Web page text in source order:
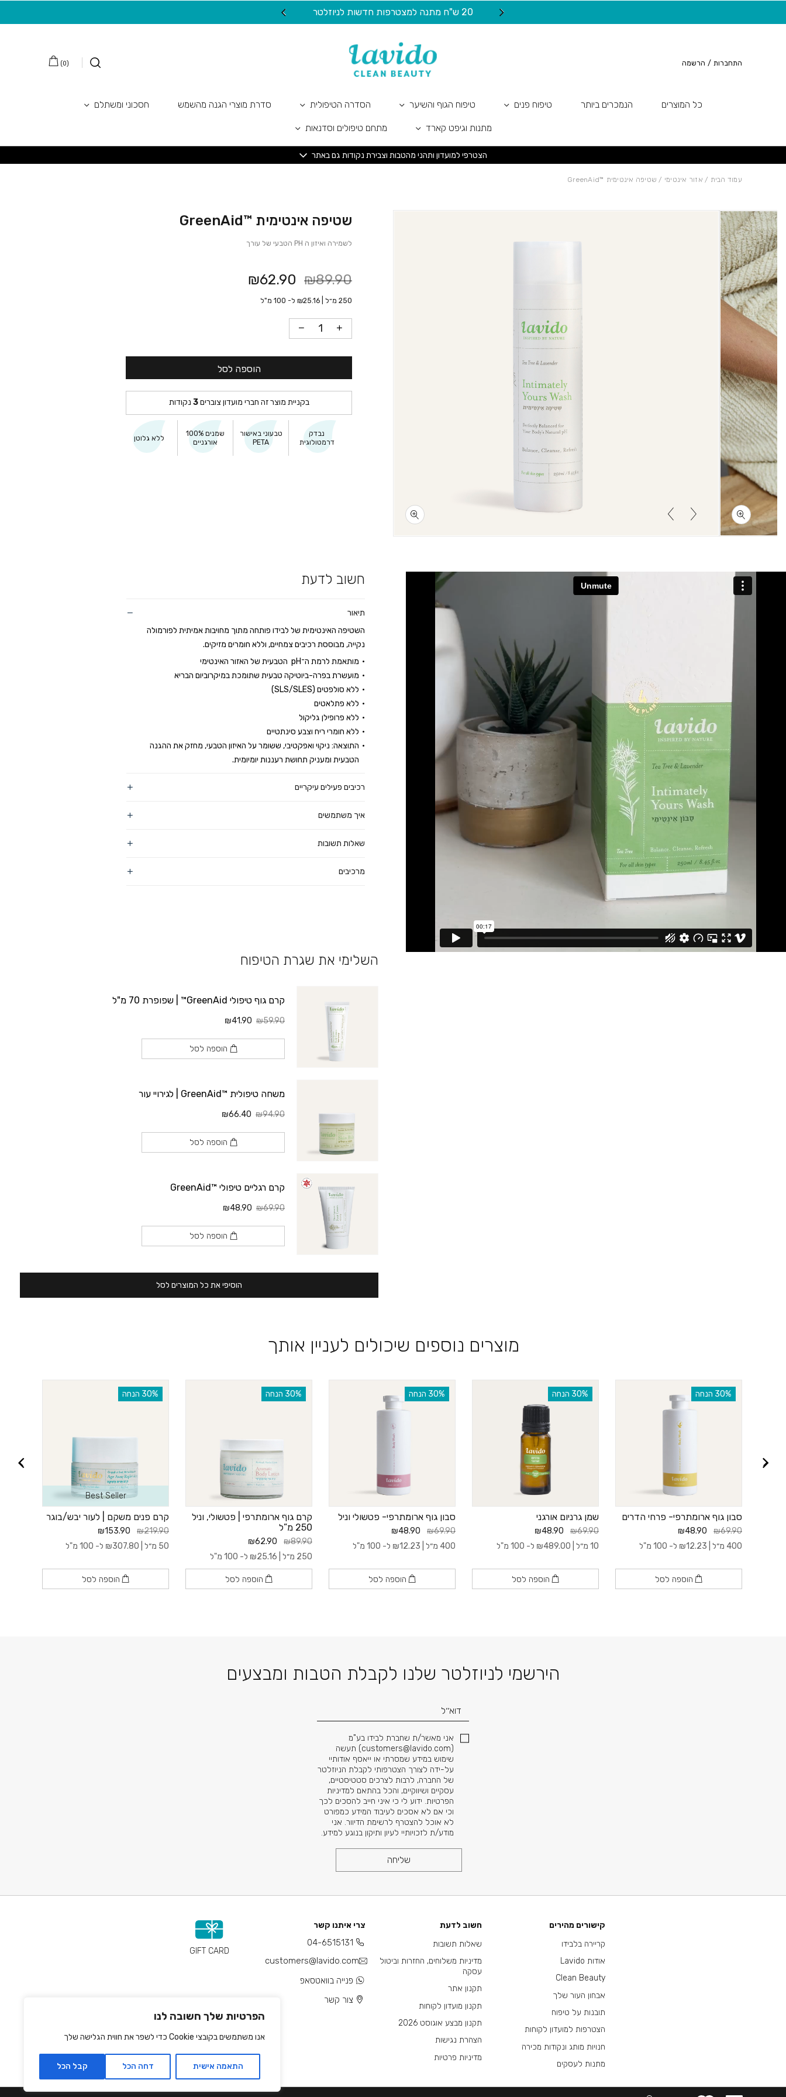
הפרטיות שלך חשובה לנו
אנו משתמשים בקובצי Cookie כדי לשפר את חווית הגלישה שלך
התאמה אישית דחה הכל קבל הכל
20 ש"ח מתנה למצטרפות חדשות לניוזלטר
(
0
) התחברות / הרשמה
כל המוצרים הנמכרים ביותר טיפוח פנים טיפוח הגוף והשיער הסדרה הטיפולית סדרת מוצרי הגנה מהשמש חסכוני ומשתלם
מתנות וגיפט קארד מתחם טיפולים וסדנאות
הצטרפי למועדון ותהני מהטבות וצבירת נקודות גם באתר
עמוד הבית / אזור אינטימי / שטיפה אינטימית ™GreenAid
שטיפה אינטימית ™GreenAid
לשמירה ואיזון ה PH הטבעי של עורך
₪89.90
₪62.90
250 מ״ל | ₪25.16 ל- 100 מ"ל
הוספה לסל
בקניית מוצר זה חברי מועדון צוברים3 נקודות
נבדק
דרמטולוגית
טבעוני באישור
PETA
שמנים 100%
אורגניים
ללא גלוטן
חשוב לדעת
תיאור
השטיפה האינטימית של לבידו פותחה מתוך מחויבות אמיתית לפורמולה
נקייה, מבוססת רכיבים צמחיים, וללא חומרים מזיקים.
מותאמת לרמת ה־pH הטבעית של האזור האינטימי
מועשרת בפרה-ביוטיקה טבעית שתומכת במיקרוביום הבריא
ללא סולפטים (SLS/SLES)
ללא פתלאטים
ללא פרופילן גליקול
ללא חומרי ריח וצבע סינתטיים
התוצאה: ניקוי ואפקטיבי, ששומר על האיזון הטבעי, מחזק את ההגנה
הטבעית ומעניק תחושת רעננות יומיומית.
רכיבים פעילים עיקריים
איך משתמשים
שאלות תשובות
מרכיבים
השלימי את שגרת הטיפוח
קרם גוף טיפולי GreenAid™ | שפופרת 70 מ"ל
₪59.90
₪41.90
הוספה לסל
משחה טיפולית ™GreenAid | לגירויי עור
₪94.90
₪66.40
הוספה לסל
קרם רגליים טיפולי ™GreenAid
₪69.90
₪48.90
הוספה לסל
הוסיפי את כל המוצרים לסל
מוצרים נוספים שיכולים לעניין אותך
‫30% הנחה
סבון גוף ארומתרפי- פרחי הדרים
₪69.90
₪48.90
400 מ״ל |
₪12.23 ל- 100 מ"ל
הוספה לסל
‫30% הנחה
שמן גרניום אורגני
₪69.90
₪48.90
10 מ״ל |
₪489.00 ל- 100 מ"ל
הוספה לסל
‫30% הנחה
סבון גוף ארומתרפי- פטשולי וניל
₪69.90
₪48.90
400 מ״ל |
₪12.23 ל- 100 מ"ל
הוספה לסל
‫30% הנחה
קרם גוף ארומתרפי | פטשולי, וניל
250 מ”ל
₪89.90
₪62.90
250 מ״ל |
₪25.16 ל- 100 מ"ל
הוספה לסל
‫30% הנחה
Best Seller
קרם פנים משקם | לעור יבש/בוגר
₪219.90
₪153.90
50 מ״ל |
₪307.80 ל- 100 מ"ל
הוספה לסל
הירשמי לניוזלטר שלנו לקבלת הטבות ומבצעים
דוא׳׳ל
אני מאשר/ת שחברת לבידו בע"מ
(
customers@lavido.com) תעשה
שימוש במידע שמסרתי או ייאסף אודותיי
על-ידה לצורך הצטרפותי לקבלת הניוזלטר
של החברה, לרבות לצרכים סטטיסטיים,
עסקיים ושיווקיים, והכל בהתאם למדיניות
הפרטיות. ידוע לי כי איני חייב להסכים לכך
וכי אם לא אסכים לעיבוד המידע כמפורט
לא אוכל להצטרף לרשימת הדיוור. אני
מודע/ת לזכויותיי לעיון ותיקון בנוגע למידע.
שליחה
קישורים מהירים
קריירה בלבידו
אודות Lavido
Clean Beauty
אבחון העור שלך
תובנות על טיפוח
הצטרפות למועדון לקוחות
חנויות מותג ונקודות מכירה
מתנות לעסקים
חשוב לדעת
שאלות תשובות
מדיניות משלוחים, החזרות וביטול
עסקה
תקנון אתר
תקנון מועדון לקוחות
תקנון מבצע אוגוסט 2026
הצהרת נגישות
מדיניות פרטיות
צרי איתנו קשר
04-6515131
customers@lavido.com
פנייה בוואטסאפ
צור קשר
GIFT CARD